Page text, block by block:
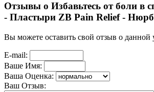
Отзывы о Избавьтесь от боли в
- Пластыри ZB Pain Relief -
Вы можете оставить свой отзыв о данной
E-mail:
Ваше Имя:
Ваша Оценка:
Ваш Отзыв: